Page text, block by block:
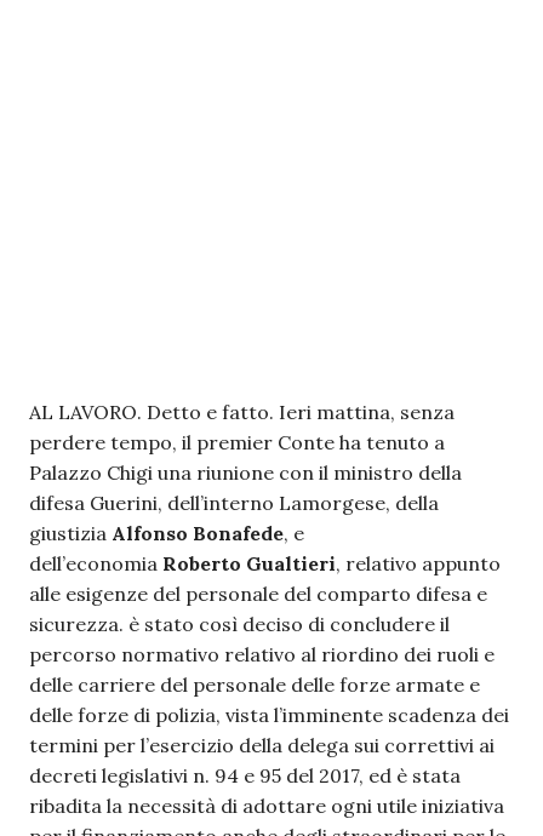
AL LAVORO. Detto e fatto. Ieri mattina, senza
perdere tempo, il premier Conte ha tenuto a
Palazzo Chigi una riunione con il ministro della
difesa Guerini, dell’interno Lamorgese, della
giustizia Alfonso Bonafede, e
dell’economia Roberto Gualtieri, relativo appunto
alle esigenze del personale del comparto difesa e
sicurezza. è stato così deciso di concludere il
percorso normativo relativo al riordino dei ruoli e
delle carriere del personale delle forze armate e
delle forze di polizia, vista l’imminente scadenza dei
termini per l’esercizio della delega sui correttivi ai
decreti legislativi n. 94 e 95 del 2017, ed è stata
ribadita la necessità di adottare ogni utile iniziativa